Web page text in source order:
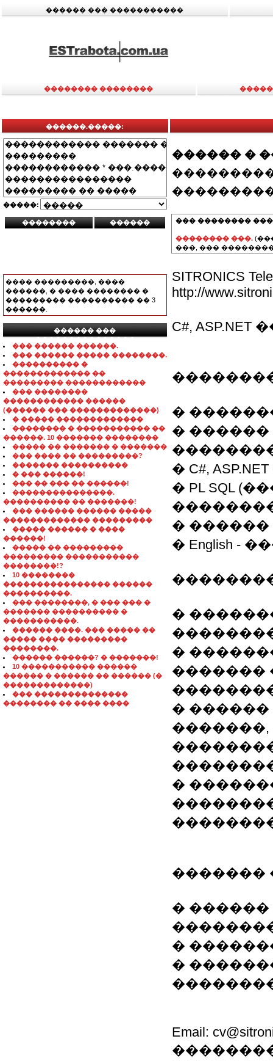
������ ��� �����������
�������� ��������
������.�����:
�����:
���� ���������, ����
������, � ���� �������� �
��������� ���������� �� 3
������.
������ ���
���������������
��� ������ ������.
��� ������ ����� ��������.
���������� �
������������� ��
��������� ������������
��� ��������
������������ ������
(������ ��� �������������)
� ����� �������������
�������� � ����������� ��
������. 10 ������� ��������
����� �� ������� � �������
��� ���� �� ���������?
������� ����������
� ��� ������!
��� �� ��� �� ������!
���������������.
���������� �� �������!
��� ������ ������ �����
������������� ���������
����� ������ � ����
������!
����� �� ���������
��������� �����������
��������!?
10 ��������
���������������� ������
����������.
��� ��������, � ��� ��� �
������� ���������� �
�����������.
������ ����. ��� ����� ��
����� ���� ���������
��������.
������ ������? � �������!
10 ����������� ������
������ � ������ �� ������ (�
�������������)
��� ��������������
�������� �� ���� ����
������ �
��� ��������
�������� ���.
���, ���
SITRONICS
http://
C#,
�
�
� C#,
� PL SQL
�
� English -
�
�
�������
�
�
�������
�
�
�
Email: